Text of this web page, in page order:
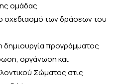
ομάδας
σχεδιασμό των δράσεων του
δημιουργία προγράμματος
οργάνωση και
Σώματος στις